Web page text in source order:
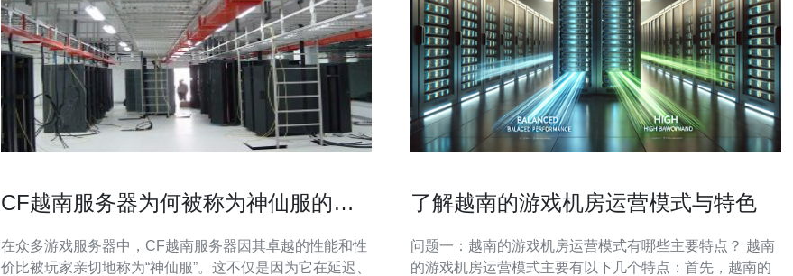
CF越南服务器为何被称为神仙服的深
在众多游戏服务器中，CF越南服务器因其卓越的性能和性
价比被玩家亲切地称为“神仙服”。这不仅是因为它在延迟、
了解越南的游戏机房运营模式与特色
问题一：越南的游戏机房运营模式有哪些主要特点？ 越南
的游戏机房运营模式主要有以下几个特点：首先，越南的